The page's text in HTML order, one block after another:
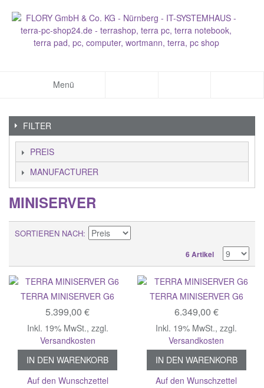
Menü
FILTER
PREIS
MANUFACTURER
MINISERVER
SORTIEREN NACH
6 Artikel
TERRA MINISERVER G6
5.399,00 €
Inkl. 19% MwSt., zzgl.
Versandkosten
IN DEN WARENKORB
Auf den Wunschzettel
TERRA MINISERVER G6
6.349,00 €
Inkl. 19% MwSt.,zzgl.
Versandkosten
IN DEN WARENKORB
Auf den Wunschzettel